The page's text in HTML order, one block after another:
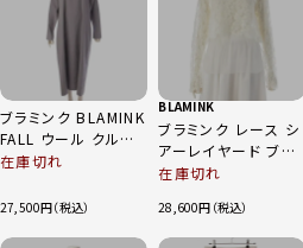
ブラミンク BLAMINK
FALL ウール クルー
ネック ロングスリー
ミッドグレー 38
在庫切れ
27,500
BLAMINK
ブラミンク レース シ
アーレイヤード ブラ
ウス トップス 7921-
38
在庫切れ
28,600